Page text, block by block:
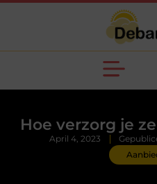
Hoe verzorg je
April 4, 2023